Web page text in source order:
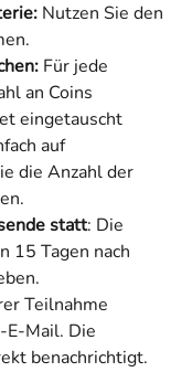
Nutzen Sie den
Für jede
an Coins
eingetauscht
auf
die Anzahl der
statt: Die
15 Tagen nach
Teilnahme
E-Mail. Die
benachrichtigt.